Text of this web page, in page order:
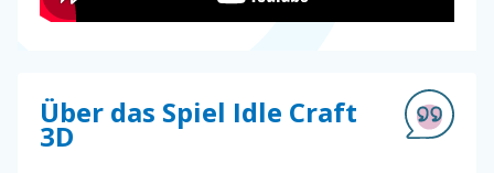
Über das Spiel Idle Craft
3D